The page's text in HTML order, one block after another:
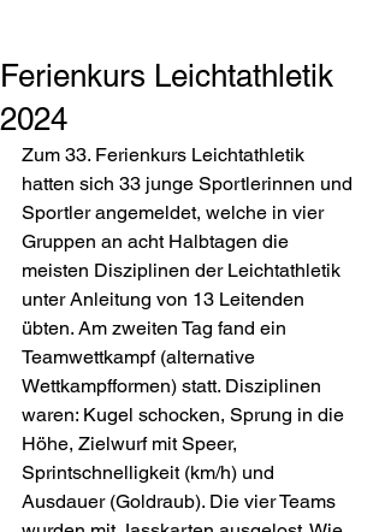
Ferienkurs Leichtathletik
2024
Zum 33. Ferienkurs Leichtathletik
hatten sich 33 junge Sportlerinnen und
Sportler angemeldet, welche in vier
Gruppen an acht Halbtagen die
meisten Disziplinen der Leichtathletik
unter Anleitung von 13 Leitenden
übten. Am zweiten Tag fand ein
Teamwettkampf (alternative
Wettkampfformen) statt. Disziplinen
waren: Kugel schocken, Sprung in die
Höhe, Zielwurf mit Speer,
Sprintschnelligkeit (km/h) und
Ausdauer (Goldraub). Die vier Teams